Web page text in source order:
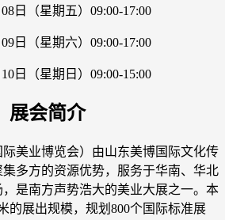
日（星期五）09:00-17:00
日（星期六）09:00-17:00
日（星期日）09:00-15:00
展会简介
美业博览会）由山东美博国际文化传
多方的资源优势，服务于华南、华北
是南方声势浩大的美业大展之一。本
的展出规模，规划800个国际标准展